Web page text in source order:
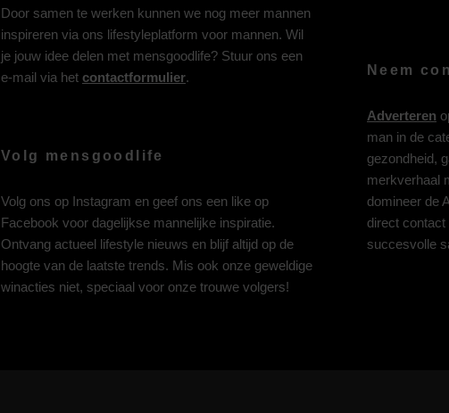
Door samen te werken kunnen we nog meer mannen
inspireren via ons lifestyleplatform voor mannen. Wil
je jouw idee delen met mensgoodlife? Stuur ons een
e-mail via het contactformulier.
Volg mensgoodlife
Volg ons op Instagram en geef ons een like op
Facebook voor dagelijkse mannelijke inspiratie.
Ontvang actueel lifestyle nieuws en blijf altijd op de
hoogte van de laatste trends. Mis ook onze geweldige
winacties niet, speciaal voor onze trouwe volgers!
Neem
Adverteren
man in de
gezondheid,
merkverhaal
domineer de
direct
succesvolle